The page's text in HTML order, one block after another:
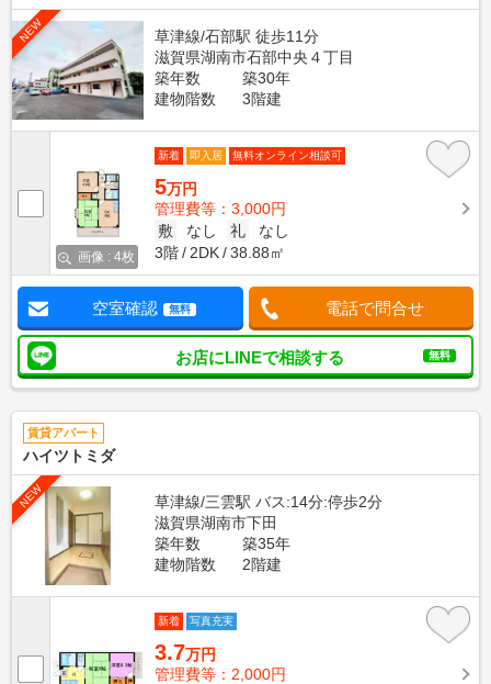
NEW
草津線/石部駅 徒歩11分
滋賀県湖南市石部中央４丁目
築年数
築30年
建物階数
3階建
画像 : 4枚
新着 即入居 無料オンライン相談可
5万円
管理費等：3,000円
敷
なし 礼
なし
3階
2DK 38.88㎡
空室確認 無料 電話で問合せ
お店にLINEで相談する 無料
賃貸アパート
ハイツトミダ
NEW
草津線/三雲駅 バス:14分:停歩2分
滋賀県湖南市下田
築年数
築35年
建物階数
2階建
新着 写真充実
3.7万円
管理費等：2,000円